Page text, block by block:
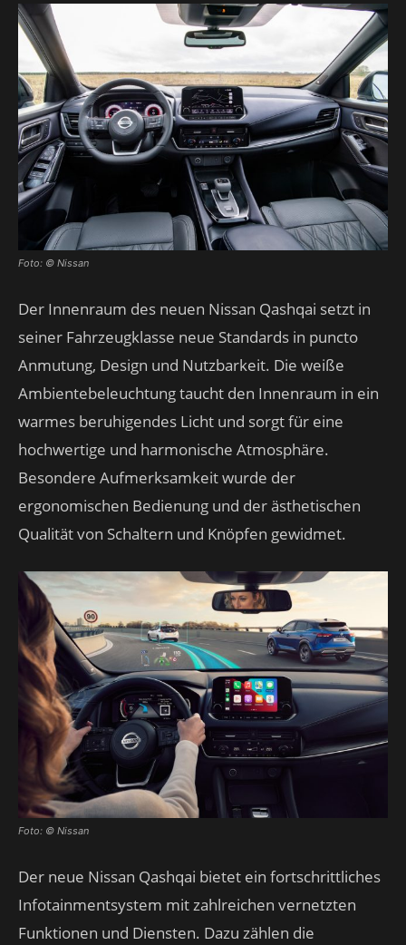
Foto: © Nissan
Der Innenraum des neuen Nissan Qashqai setzt in
seiner Fahrzeugklasse neue Standards in puncto
Anmutung, Design und Nutzbarkeit. Die weiße
Ambientebeleuchtung taucht den Innenraum in ein
warmes beruhigendes Licht und sorgt für eine
hochwertige und harmonische Atmosphäre.
Besondere Aufmerksamkeit wurde der
ergonomischen Bedienung und der ästhetischen
Qualität von Schaltern und Knöpfen gewidmet.
Foto: © Nissan
Der neue Nissan Qashqai bietet ein fortschrittliches
Infotainmentsystem mit zahlreichen vernetzten
Funktionen und Diensten. Dazu zählen die